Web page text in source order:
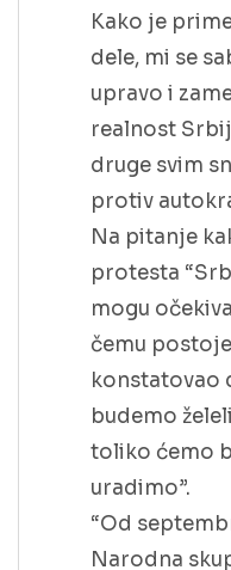
Kako je
dele, mi se
upravo i
realnost
druge svim
protiv
Na pitanje
protesta
mogu
čemu
konstatovao
budemo
toliko ćemo
uradimo”.
“Od
Narodna